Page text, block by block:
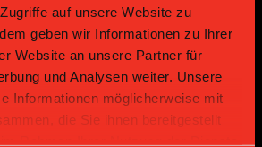
auf unsere Website zu
geben wir Informationen zu Ihrer
Website an unsere Partner für
und Analysen weiter. Unsere
Informationen möglicherweise mit
die Sie ihnen bereitgestellt